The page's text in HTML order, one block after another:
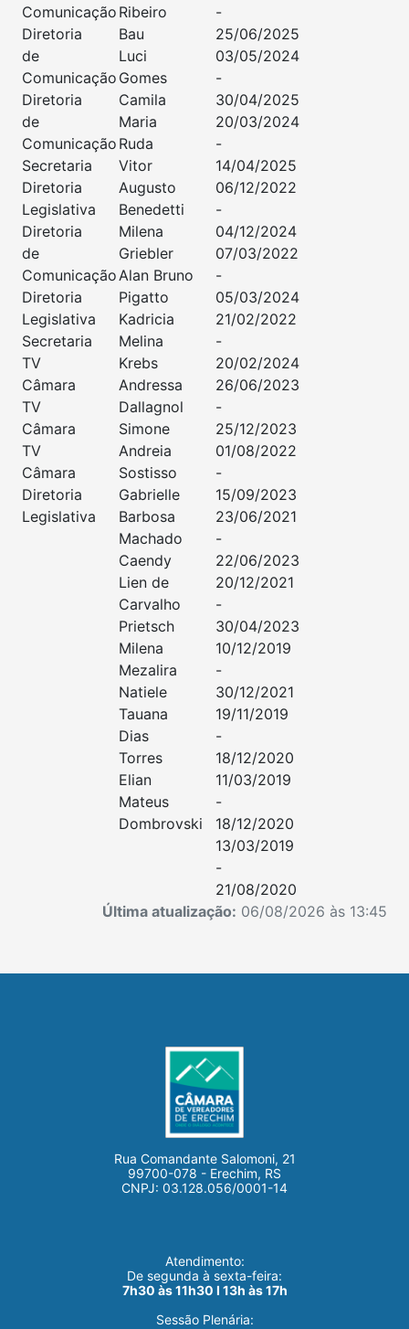
Comunicação
Diretoria
de
Comunicação
Diretoria
de
Comunicação
Secretaria
Diretoria
Legislativa
Diretoria
de
Comunicação
Diretoria
Legislativa
Secretaria
TV
Câmara
TV
Câmara
TV
Câmara
Diretoria
Legislativa
Ribeiro
Bau
Luci
Gomes
Camila
Maria
Ruda
Vitor
Augusto
Benedetti
Milena
Griebler
Alan Bruno
Pigatto
Kadricia
Melina
Krebs
Andressa
Dallagnol
Simone
Andreia
Sostisso
Gabrielle
Barbosa
Machado
Caendy
Lien de
Carvalho
Prietsch
Milena
Mezalira
Natiele
Tauana
Dias
Torres
Elian
Mateus
Dombrovski
-
25/06/2025
03/05/2024
-
30/04/2025
20/03/2024
-
14/04/2025
06/12/2022
-
04/12/2024
07/03/2022
-
05/03/2024
21/02/2022
-
20/02/2024
26/06/2023
-
25/12/2023
01/08/2022
-
15/09/2023
23/06/2021
-
22/06/2023
20/12/2021
-
30/04/2023
10/12/2019
-
30/12/2021
19/11/2019
-
18/12/2020
11/03/2019
-
18/12/2020
13/03/2019
-
21/08/2020
Última atualização: 06/08/2026 às 13:45
Rua Comandante Salomoni, 21
99700-078 - Erechim, RS
CNPJ: 03.128.056/0001-14
Atendimento:
De segunda à sexta-feira:
7h30 às 11h30 I 13h às 17h
Sessão Plenária: